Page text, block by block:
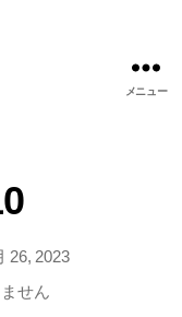
メニュー
26, 2023
せん